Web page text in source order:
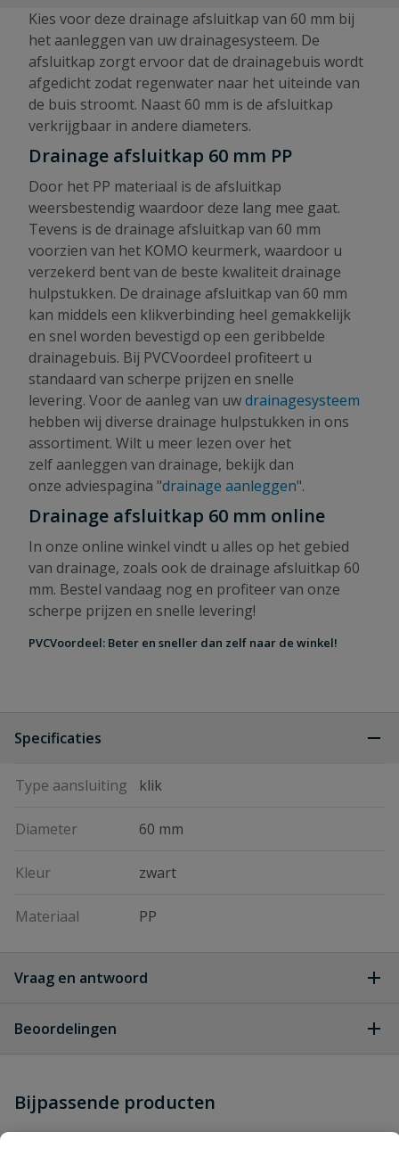
Kies voor deze drainage afsluitkap van 60 mm bij
het aanleggen van uw drainagesysteem. De
afsluitkap zorgt ervoor dat de drainagebuis wordt
afgedicht zodat regenwater naar het uiteinde van
de buis stroomt. Naast 60 mm is de afsluitkap
verkrijgbaar in andere diameters.
Drainage afsluitkap 60 mm PP
Door het PP materiaal is de afsluitkap
weersbestendig waardoor deze lang mee gaat.
Tevens is de drainage afsluitkap van 60 mm
voorzien van het KOMO keurmerk, waardoor u
verzekerd bent van de beste kwaliteit drainage
hulpstukken. De drainage afsluitkap van 60 mm
kan middels een klikverbinding heel gemakkelijk
en snel worden bevestigd op een geribbelde
drainagebuis. Bij PVCVoordeel profiteert u
standaard van scherpe prijzen en snelle
levering. Voor de aanleg van uwdrainagesysteem
hebben wij diverse drainage hulpstukken in ons
assortiment. Wilt u meer lezen over het
zelf aanleggen van drainage, bekijk dan
onze adviespagina "drainage aanleggen".
Drainage afsluitkap 60 mm online
In onze online winkel vindt u alles op het gebied
van drainage, zoals ook de drainage afsluitkap 60
mm. Bestel vandaag nog en profiteer van onze
scherpe prijzen en snelle levering!
PVCVoordeel: Beter en sneller dan zelf naar de winkel!
Specificaties
Type aansluiting klik
Diameter 60 mm
Kleur zwart
Materiaal PP
Vraag en antwoord
dit product?
Beoordelingen
Schrijf zelf een beoordeling
Bijpassende producten